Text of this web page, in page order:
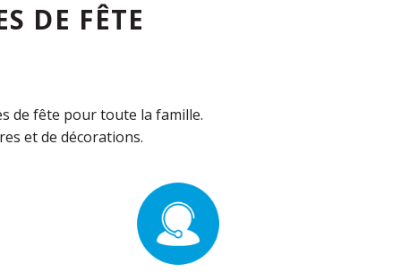
DE FÊTE
de fête pour toute la famille.
et de décorations.